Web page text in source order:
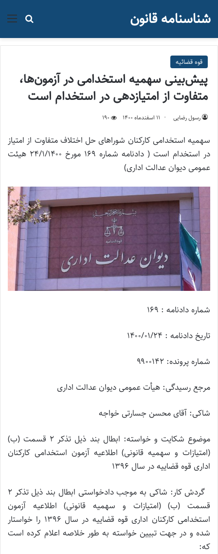
جستجو شناسنامه قانون
قوه قضائيه
پیش‌بینی سهمیه استخدامی در آزمون‌ها،
متفاوت از امتیازدهی در استخدام است
رسول رضایی ۱۱ اسفند‌ماه ۱۴۰۰ 190
سهمیه استخدامی کارکنان شوراهای حل اختلاف متفاوت از امتیاز
در استخدام است ( دادنامه شماره ۱۶۹ مورخ ۲۴/۱/۱۴۰۰ هیئت
عمومی دیوان عدالت اداری)
شماره دادنامه : ۱۶۹
تاریخ دادنامه : ۱۴۰۰/۰۱/۲۴
شماره پرونده: ۹۹۰۰۱۴۲
مرجع رسیدگی: هیأت عمومی دیوان عدالت اداری
شاکی: آقای محسن جسارتی خواجه
موضوع شکایت و خواسته: ابطال بند ذیل تذکر ۲ قسمت (ب)
(امتیازات و سهمیه قانونی) اطلاعیه آزمون استخدامی کارکنان
اداری قوه قضاییه در سال ۱۳۹۶
گردش کار: شاکی به موجب دادخواستی ابطال بند ذیل تذکر ۲
قسمت (ب) (امتیازات و سهمیه قانونی) اطلاعیه آزمون
استخدامی کارکنان اداری قوه قضاییه در سال ۱۳۹۶ را خواستار
شده و در جهت تبیین خواسته به طور خلاصه اعلام کرده است
که: